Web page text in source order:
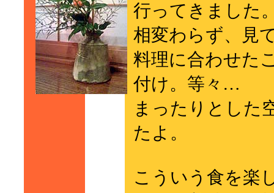
行ってきました
相変わらず、見
料理に合わせた
付け。等々…
まったりとした
たよ。
こういう食を楽